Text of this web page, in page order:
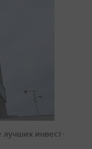
лучших инвест-